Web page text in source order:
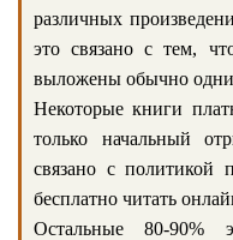
различных
это связано с тем,
выложены обычно
Некоторые книги
только начальный
связано с политикой
бесплатно читать
Остальные 80-90%